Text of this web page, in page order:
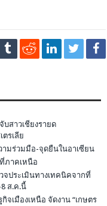
บสาวเชียงรายด
รเลีย
มร่วมมือ-จุดยืนในอาเซียน
ภาคเหนือ
ประเมินทางเทคนิคจากที่
ส.ค.นี้
เมืองเหนือ จัดงาน “เกษตร